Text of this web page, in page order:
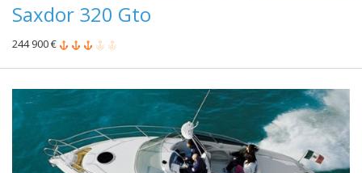
Saxdor 320 Gto
244 900 €